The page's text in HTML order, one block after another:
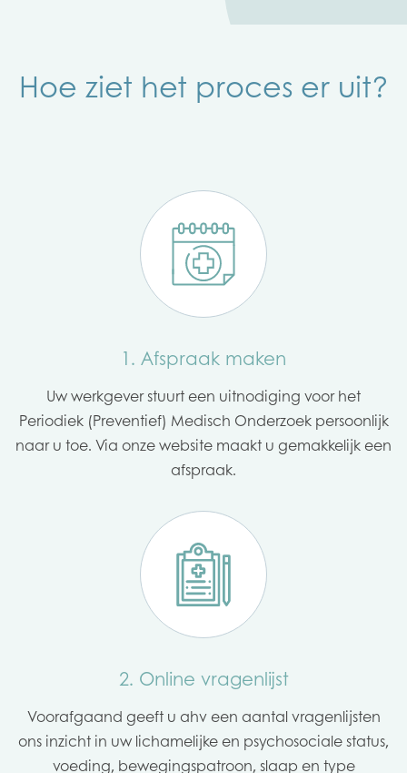
Hoe ziet het proces er uit?
1. Afspraak maken
Uw werkgever stuurt een uitnodiging voor het
Periodiek (Preventief) Medisch Onderzoek persoonlijk
naar u toe. Via onze website maakt u gemakkelijk een
afspraak.
2. Online vragenlijst
Voorafgaand geeft u ahv een aantal vragenlijsten
ons inzicht in uw lichamelijke en psychosociale status,
voeding, bewegingspatroon, slaap en type